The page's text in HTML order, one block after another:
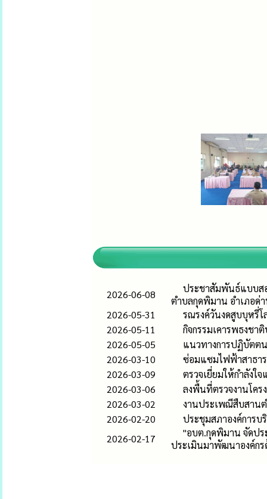
2026-06-08
ประชาสัมพันธ์แบบส
ตำบลกุดพิมาน อำเภอด่
2026-05-31
รณรงค์วันงดสูบบุหรี่
2026-05-11
กิจกรรมเคารพธงช
2026-05-05
แนวทางการปฏิบัตต
2026-03-10
ซ่อมแซมไฟฟ้าสาธา
2026-03-09
ตรวจเยี่ยมให้กำลังใ
2026-03-06
ลงพื้นที่ตรวจงานโค
2026-03-02
งานประเพณีสืบสาน
2026-02-20
ประชุมสภาองค์การ
2026-02-17
"อบต.กุดพิมาน จัดปร
ประเมินมาพัฒนาองค์ก